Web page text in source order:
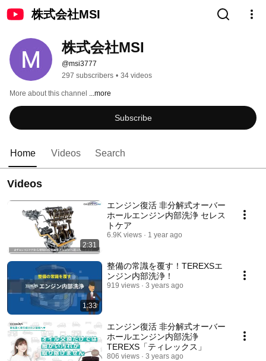
株式会社MSI
株式会社MSI
@msi3777
297 subscribers • 34 videos
More about this channel ...more
Subscribe
Home Videos Search
Videos
2:31
エンジン復活 非分解式オーバー
ホールエンジン内部洗浄 セレス
トケア
6.9K views 1 year ago
1:33
整備の常識を覆す！TEREXSエ
ンジン内部洗浄！
919 views 3 years ago
エンジン復活 非分解式オーバー
ホールエンジン内部洗浄
TEREXS「ティレックス」
806 views 3 years ago